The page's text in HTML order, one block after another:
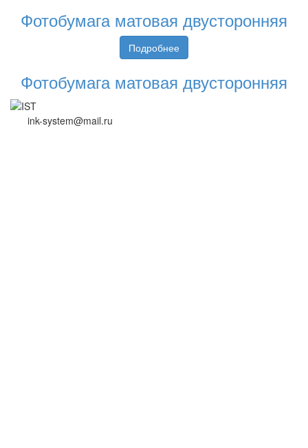
Фотобумага матовая двусторонняя
Подробнее
Фотобумага матовая двусторонняя
ink-system@mail.ru